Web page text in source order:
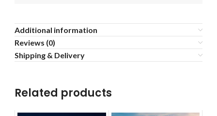
Additional information
Reviews (0)
Shipping & Delivery
Related products